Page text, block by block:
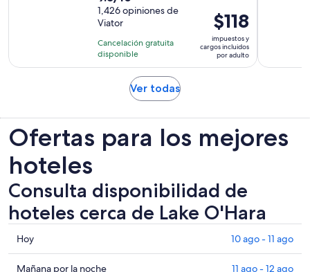
dura
10
horas
de
10
con
1426
opiniones
1,426 opiniones de
Viator
Cancelación gratuita
disponible
El
precio
es
de
$118
impuestos y
cargos incluidos
por adulto
Ver todasSe
en
nueva
Ofertas para los mejores
hoteles
Consulta disponibilidad de
hoteles cerca de Lake O'Hara
Consultar
los
precios
Hoy 10 ago - 11 ago
Mañana por la noche 11 ago - 12 ago